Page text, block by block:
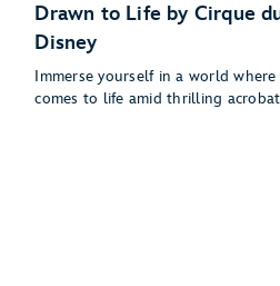
Drawn to Life by Cirque
Disney
Immerse yourself in a world
comes to life amid thrilling